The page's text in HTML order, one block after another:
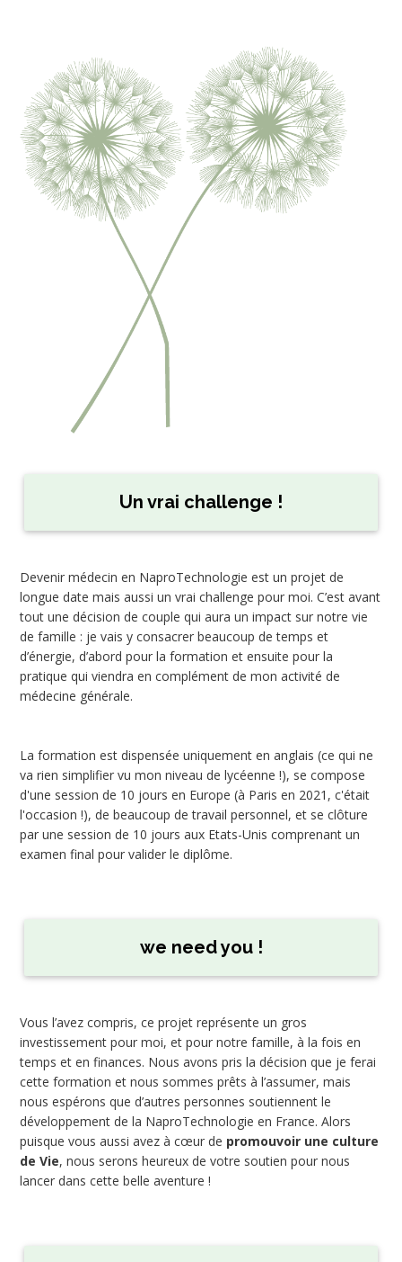
Un vrai challenge !
Devenir médecin en NaproTechnologie est un projet de
longue date mais aussi un vrai challenge pour moi. C’est avant
tout une décision de couple qui aura un impact sur notre vie
de famille : je vais y consacrer beaucoup de temps et
d’énergie, d’abord pour la formation et ensuite pour la
pratique qui viendra en complément de mon activité de
médecine générale.
La formation est dispensée uniquement en anglais (ce qui ne
va rien simplifier vu mon niveau de lycéenne !), se compose
d'une session de 10 jours en Europe (à Paris en 2021, c'était
l'occasion !), de beaucoup de travail personnel, et se clôture
par une session de 10 jours aux Etats-Unis comprenant un
examen final pour valider le diplôme.
we need you !
Vous l’avez compris, ce projet représente un gros
investissement pour moi, et pour notre famille, à la fois en
temps et en finances. Nous avons pris la décision que je ferai
cette formation et nous sommes prêts à l’assumer, mais
nous espérons que d’autres personnes soutiennent le
développement de la NaproTechnologie en France. Alors
puisque vous aussi avez à cœur de promouvoir une culture
de Vie, nous serons heureux de votre soutien pour nous
lancer dans cette belle aventure !